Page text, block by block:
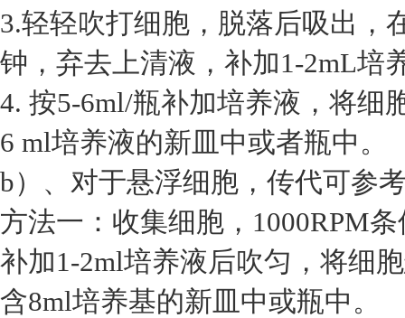
3.轻轻吹打细胞，脱落后吸出，
钟，弃去上清液，补加1-2mL培
4. 按5-6ml/瓶补加培养液，将细
6 ml培养液的新皿中或者瓶中。
b）、对于悬浮细胞，传代可参
方法一：收集细胞，1000RPM
补加1-2ml培养液后吹匀，将细
含8ml培养基的新皿中或瓶中。